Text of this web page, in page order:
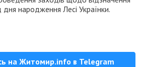
дня народження Лесі Українки.
на Житомир.info в Telegram